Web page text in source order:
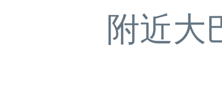
附近大